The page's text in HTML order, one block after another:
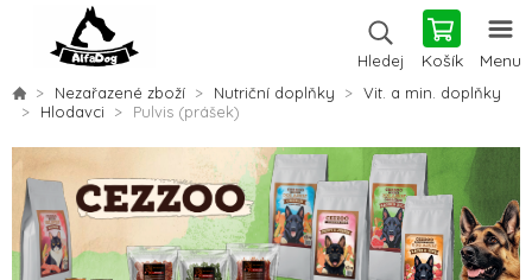
Hledej Košík Menu
Nezařazené zboží Nutriční doplňky
Vit. a min. doplňky
Hlodavci
Pulvis (prášek)